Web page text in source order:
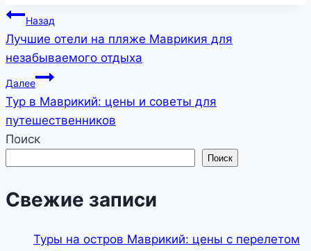
Навигация
по
записям
Назад
Лучшие отели на пляже Маврикия для
незабываемого отдыха
Далее
Тур в Маврикий: цены и советы для
путешественников
Поиск
Поиск
Свежие записи
Туры на остров Маврикий: цены с перелетом